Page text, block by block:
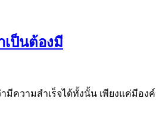
ป็นต้องมี
ความสำเร็จได้ทั้งนั้น เพียงแค่มีอ